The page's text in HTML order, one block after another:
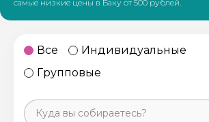
самые низкие цены в Баку от 500 рублей.
Все
Индивидуальные
Групповые